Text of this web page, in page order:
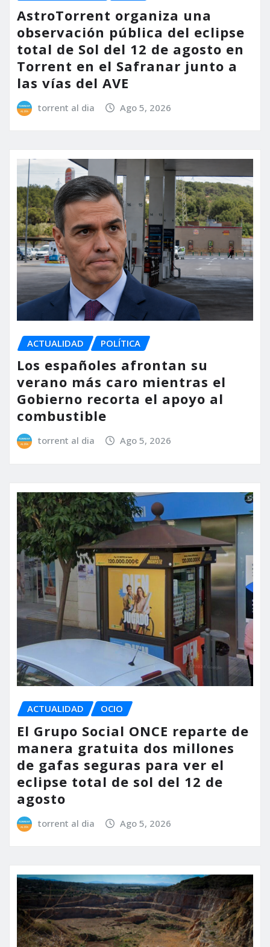
AstroTorrent organiza una
observación pública del eclipse
total de Sol del 12 de agosto en
Torrent en el Safranar junto a
las vías del AVE
torrent al dia Ago 5, 2026
ACTUALIDAD POLÍTICA
Los españoles afrontan su
verano más caro mientras el
Gobierno recorta el apoyo al
combustible
torrent al dia Ago 5, 2026
ACTUALIDAD OCIO
El Grupo Social ONCE reparte de
manera gratuita dos millones
de gafas seguras para ver el
eclipse total de sol del 12 de
agosto
torrent al dia Ago 5, 2026